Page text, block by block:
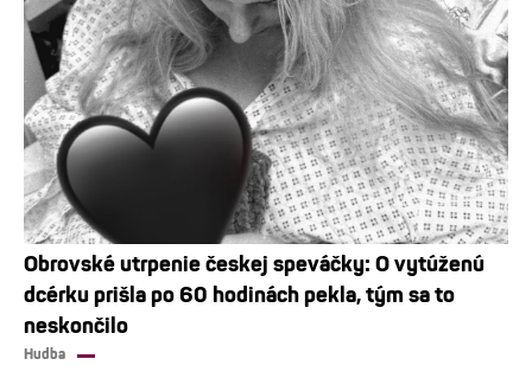
Obrovské utrpenie českej speváčky: O vytúženú
dcérku prišla po 60 hodinách pekla, tým sa to
neskončilo
Hudba